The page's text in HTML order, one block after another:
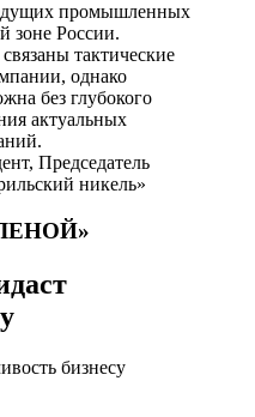
промышленных
зоне России.
тактические
однако
без глубокого
актуальных
Председатель
никель»